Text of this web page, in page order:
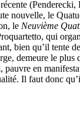
(Penderecki,
nouvelle, le
le Neuvième
qui
bien qu’il tente
demeure le plus
pauvre en
Il faut donc